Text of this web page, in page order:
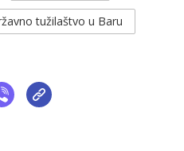
tužilaštvo u Baru